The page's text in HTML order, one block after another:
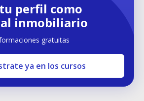
perfil como
inmobiliario
gratuitas
ya en los cursos